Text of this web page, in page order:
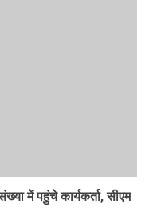
में पहुंचे कार्यकर्ता, सीएम